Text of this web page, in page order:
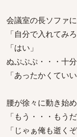
会議室の長ソファ
「自分で入れてみろ
「はい」
ぬぷぷぷ・・・十
「あったかくてい
腰が徐々に動き始
「もう・・・もう
「じゃぁ俺も逝くぞ